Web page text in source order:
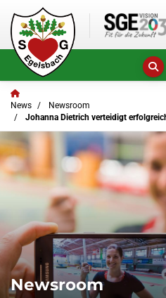
News
Newsroom
Johanna Dietrich verteidigt
Newsroom